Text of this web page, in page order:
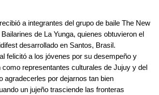
a integrantes del grupo de baile The New
de La Yunga, quienes obtuvieron el
desarrollado en Santos, Brasil.
felicitó a los jóvenes por su desempeño y
representantes culturales de Jujuy y del
agradecerles por dejarnos tan bien
un jujeño trasciende las fronteras